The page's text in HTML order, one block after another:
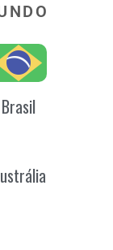
Brasil